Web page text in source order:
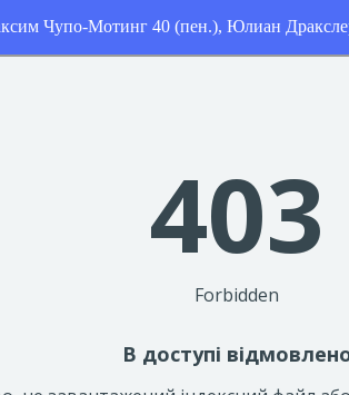
Чупо-Мотинг 40 (пен.), Юлиан